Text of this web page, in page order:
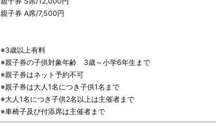
親子券 A席/7,500円
※3歳以上有料
※親子券の子供対象年齢 3歳～小学6年生まで
※親子券はネット予約不可
※親子券は大人1名につき子供1名まで
※大人1名につき子供2名以上は主催者まで
※車椅子及び付添席は主催者まで